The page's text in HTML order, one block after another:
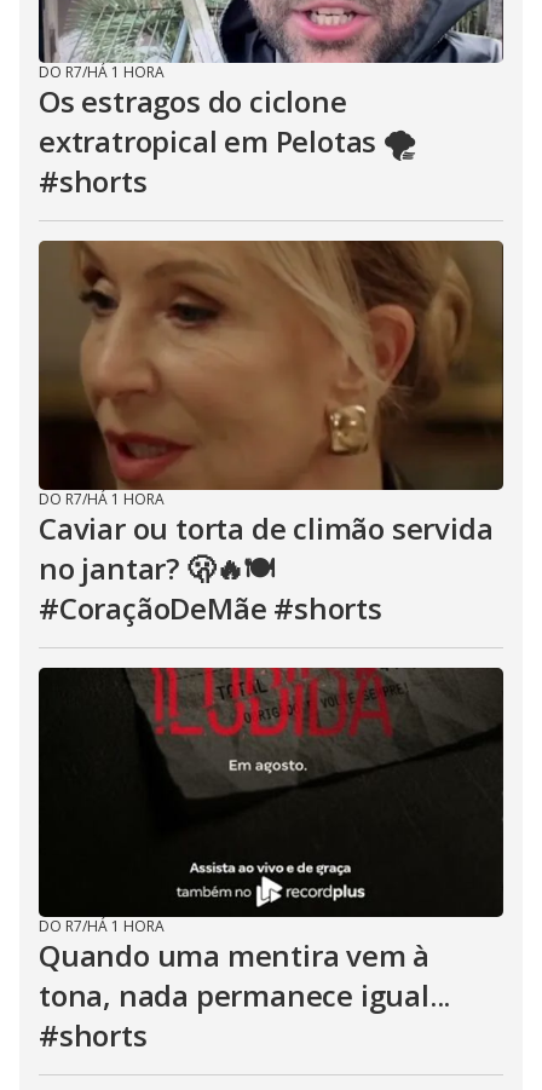
DO R7/HÁ 1 HORA
Os estragos do ciclone
extratropical em Pelotas 🌪️
#shorts
DO R7/HÁ 1 HORA
Caviar ou torta de climão servida
no jantar? 🫢🔥🍽️
#CoraçãoDeMãe #shorts
DO R7/HÁ 1 HORA
Quando uma mentira vem à
tona, nada permanece igual...
#shorts